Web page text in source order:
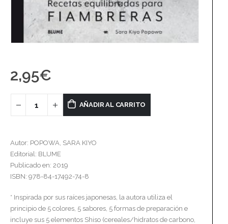
2,95€
AÑADIR AL CARRITO
Autor: POPOWA, SARA KIYO
Editorial: BLUME
Publicado en: 2019
ISBN: 978-84-17492-74-8
* Inspirada por sus raíces japonesas, la autora utiliza el
principio de 5 colores, 5 sabores, 5 formas de preparación e
incluye sus 5 elementos Shiso (cereales/hidratos de carbono,